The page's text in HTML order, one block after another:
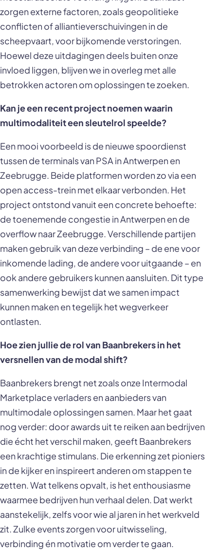
zorgen externe factoren, zoals geopolitieke
conflicten of alliantieverschuivingen in de
scheepvaart, voor bijkomende verstoringen.
Hoewel deze uitdagingen deels buiten onze
invloed liggen, blijven we in overleg met alle
betrokken actoren om oplossingen te zoeken.
Kan je een recent project noemen waarin
multimodaliteit een sleutelrol speelde?
Een mooi voorbeeld is de nieuwe spoordienst
tussen de terminals van PSA in Antwerpen en
Zeebrugge. Beide platformen worden zo via een
open access-trein met elkaar verbonden. Het
project ontstond vanuit een concrete behoefte:
de toenemende congestie in Antwerpen en de
overflow naar Zeebrugge. Verschillende partijen
maken gebruik van deze verbinding – de ene voor
inkomende lading, de andere voor uitgaande – en
ook andere gebruikers kunnen aansluiten. Dit type
samenwerking bewijst dat we samen impact
kunnen maken en tegelijk het wegverkeer
ontlasten.
Hoe zien jullie de rol van Baanbrekers in het
versnellen van de modal shift?
Baanbrekers brengt net zoals onze Intermodal
Marketplace verladers en aanbieders van
multimodale oplossingen samen. Maar het gaat
nog verder: door awards uit te reiken aan bedrijven
die écht het verschil maken, geeft Baanbrekers
een krachtige stimulans. Die erkenning zet pioniers
in de kijker en inspireert anderen om stappen te
zetten. Wat telkens opvalt, is het enthousiasme
waarmee bedrijven hun verhaal delen. Dat werkt
aanstekelijk, zelfs voor wie al jaren in het werkveld
zit. Zulke events zorgen voor uitwisseling,
verbinding én motivatie om verder te gaan.